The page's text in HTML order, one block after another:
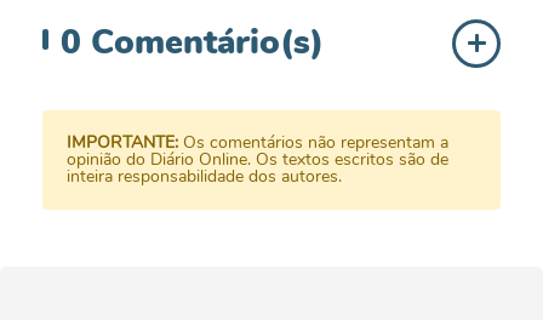
0 Comentário(s)
IMPORTANTE: Os comentários não representam a
opinião do Diário Online. Os textos escritos são de
inteira responsabilidade dos autores.